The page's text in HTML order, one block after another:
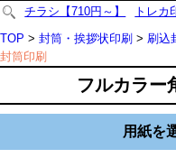
チラシ【710円～】
トレカ
TOP > 封筒・挨拶状印刷 > 刷込
封筒印刷
フルカラー
用紙を